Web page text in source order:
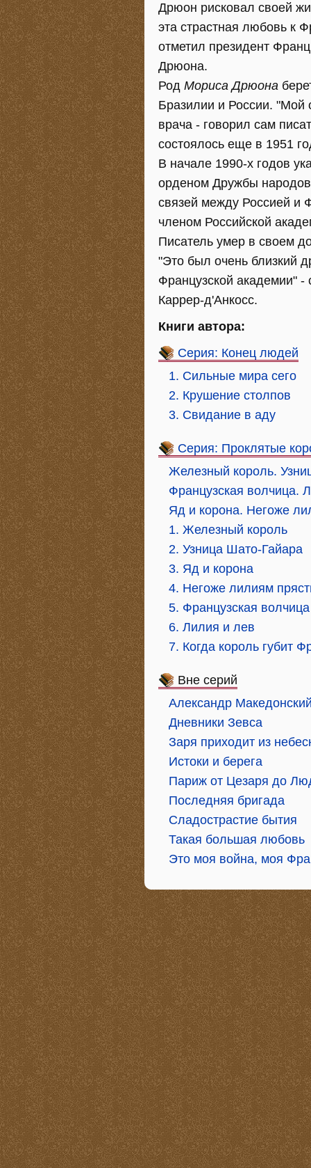
Дрюон рисковал своей
эта страстная любовь к
отметил президент
Дрюона.
Род Мориса Дрюона
Бразилии и России. "Мой
врача - говорил сам
состоялось еще в 1951
В начале 1990-х годов
орденом Дружбы народов
связей между Россией и
членом Российской
Писатель умер в своем
"Это был очень близкий
Французской академии" -
Каррер-д'Анкосс.
Книги автора:
Серия: Конец людей
1. Сильные мира сего
2. Крушение столпов
3. Свидание в аду
Серия: Проклятые
Железный король.
Французская волчица.
Яд и корона. Негоже
1. Железный король
2. Узница Шато-Гайара
3. Яд и корона
4. Негоже лилиям
5. Французская волчица
6. Лилия и лев
7. Когда король губит
Вне серий
Александр
Дневники Зевса
Заря приходит из
Истоки и берега
Париж от Цезаря до
Последняя бригада
Сладострастие бытия
Такая большая любовь
Это моя война, моя